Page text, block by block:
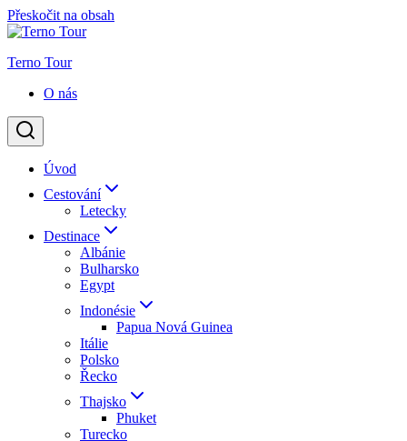
Přeskočit na obsah
Terno Tour
O nás
Úvod
Cestování
Letecky
Destinace
Albánie
Bulharsko
Egypt
Indonésie
Papua Nová Guinea
Itálie
Polsko
Řecko
Thajsko
Phuket
Turecko